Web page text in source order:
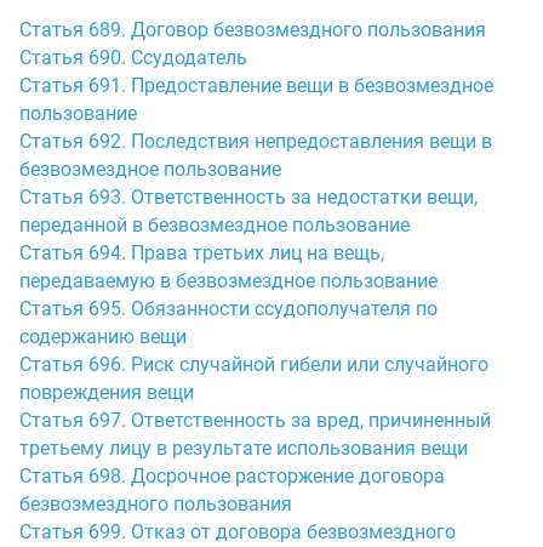
Статья 689. Договор безвозмездного пользования
Статья 690. Ссудодатель
Статья 691. Предоставление вещи в безвозмездное
пользование
Статья 692. Последствия непредоставления вещи в
безвозмездное пользование
Статья 693. Ответственность за недостатки вещи,
переданной в безвозмездное пользование
Статья 694. Права третьих лиц на вещь,
передаваемую в безвозмездное пользование
Статья 695. Обязанности ссудополучателя по
содержанию вещи
Статья 696. Риск случайной гибели или случайного
повреждения вещи
Статья 697. Ответственность за вред, причиненный
третьему лицу в результате использования вещи
Статья 698. Досрочное расторжение договора
безвозмездного пользования
Статья 699. Отказ от договора безвозмездного